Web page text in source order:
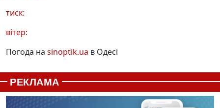
тиск:
вітер:
Погода на sinoptik.ua в Одесі
РЕКЛАМА